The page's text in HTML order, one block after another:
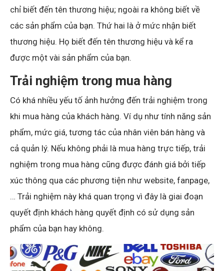
chỉ biết đến tên thương hiệu; ngoài ra không biết về
các sản phẩm của bạn. Thứ hai là ở mức nhận biết
thương hiệu. Họ biết đến tên thương hiệu và kể ra
được một vài sản phẩm của bạn.
Trải nghiệm trong mua hàng
Có khá nhiều yếu tố ảnh hưởng đến trải nghiệm trong
khi mua hàng của khách hàng. Ví dụ như tính năng sản
phẩm, mức giá, tương tác của nhân viên bán hàng và
cả quản lý. Nếu không phải là mua hàng trực tiếp, trải
nghiệm trong mua hàng cũng được đánh giá bởi tiếp
xúc thông qua các phương tiện như website, fanpage,
… Trải nghiệm này khá quan trọng vì đây là giai đoạn
quyết định khách hàng quyết định có sử dụng sản
phẩm của bạn hay không.